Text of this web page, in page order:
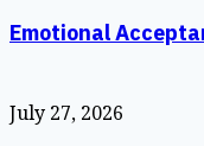
Emotional
July 27, 2026